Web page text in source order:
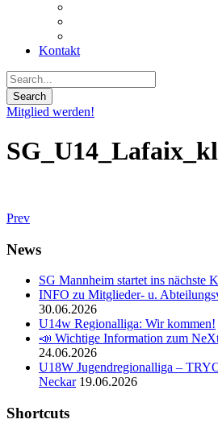
Kontakt
Mitglied werden!
SG_U14_Lafaix_kl
Prev
News
SG Mannheim startet ins nächste
INFO zu Mitglieder- u.
30.06.2026
U14w Regionalliga: Wir kommen!
📣 Wichtige Information zum
24.06.2026
U18W Jugendregionalliga –
Neckar 19.06.2026
Shortcuts